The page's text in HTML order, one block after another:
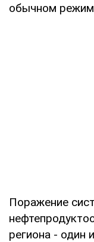
обычном
Поражение
региона - один